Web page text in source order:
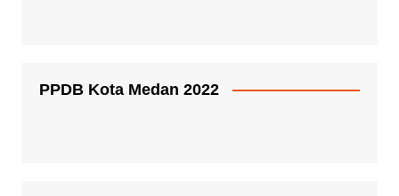
PPDB Kota Medan 2022